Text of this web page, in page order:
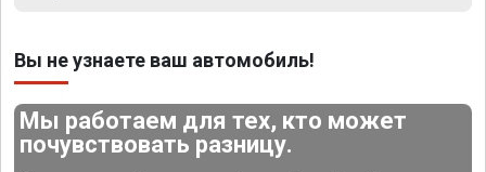
Вы не узнаете ваш автомобиль!
Мы работаем для тех, кто может
почувствовать разницу.